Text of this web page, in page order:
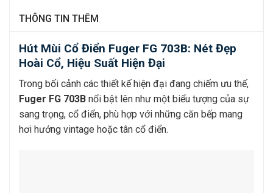
THÔNG TIN THÊM
Hút Mùi Cổ Điển Fuger FG 703B: Nét Đẹp
Hoài Cổ, Hiệu Suất Hiện Đại
Trong bối cảnh các thiết kế hiện đại đang chiếm ưu thế,
Fuger FG 703B nổi bật lên như một biểu tượng của sự
sang trọng, cổ điển, phù hợp với những căn bếp mang
hơi hướng vintage hoặc tân cổ điển.